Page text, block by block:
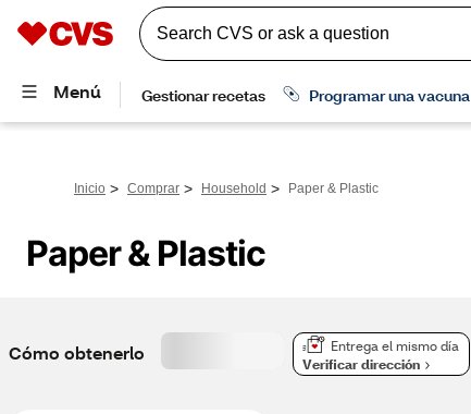
Inicio > Comprar > Household > Paper & Plastic
Paper & Plastic
Cómo obtenerlo
Entrega el mismo día
Verificar dirección